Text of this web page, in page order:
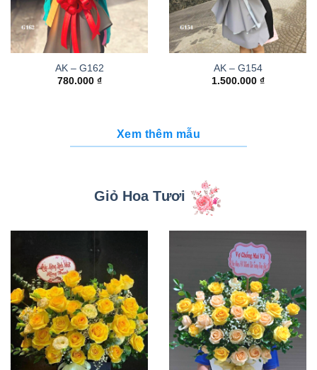
AK – G162
780.000 ₫
AK – G154
1.500.000 ₫
Xem thêm mẫu
Giỏ Hoa Tươi